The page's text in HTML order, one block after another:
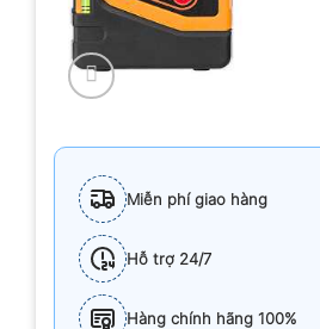
Miễn phí giao hàng
Hỗ trợ 24/7
Hàng chính hãng 100%